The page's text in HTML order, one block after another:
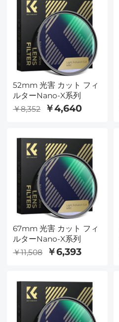
52mm 光害 カット フィ
ルターNano-X系列
￥8,352
￥4,640
67mm 光害 カット フィ
ルターNano-X系列
￥11,508
￥6,393